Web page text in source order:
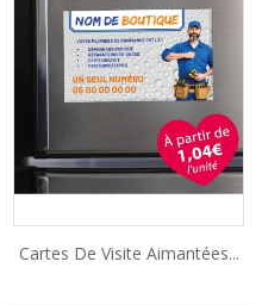
Cartes De Visite Aimantées...